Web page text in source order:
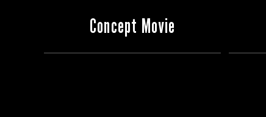
Concept Movie